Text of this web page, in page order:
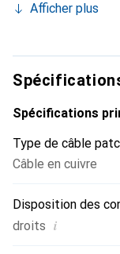
Cat5e standard.
De plus, il est
et flexible ainsi
à chaque
Ethernet (PoE).
réseaux
sont également
densité de ports
téléphones VoIP.
Afficher plus
Spécifications
Type de câble
Câble en cuivre
Disposition des
droits i